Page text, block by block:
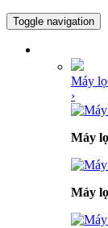
Toggle navigation
Máy
›
Máy
Máy